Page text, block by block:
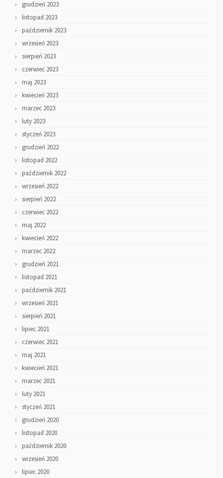
grudzień 2023
listopad 2023
październik 2023
wrzesień 2023
sierpień 2023
czerwiec 2023
maj 2023
kwiecień 2023
marzec 2023
luty 2023
styczeń 2023
grudzień 2022
listopad 2022
październik 2022
wrzesień 2022
sierpień 2022
czerwiec 2022
maj 2022
kwiecień 2022
marzec 2022
grudzień 2021
listopad 2021
październik 2021
wrzesień 2021
sierpień 2021
lipiec 2021
czerwiec 2021
maj 2021
kwiecień 2021
marzec 2021
luty 2021
styczeń 2021
grudzień 2020
listopad 2020
październik 2020
wrzesień 2020
lipiec 2020